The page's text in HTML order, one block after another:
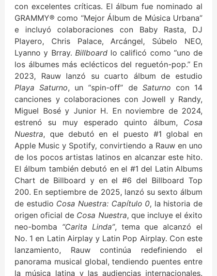
con excelentes críticas. El álbum fue nominado al
GRAMMY® como “Mejor Álbum de Música Urbana”
e incluyó colaboraciones con Baby Rasta, DJ
Playero, Chris Palace, Arcángel, Súbelo NEO,
Lyanno y Brray. Billboardlo calificó como “uno de
los álbumes más eclécticos del reguetón-pop.” En
2023, Rauw lanzó su cuarto álbum de estudio
Playa Saturno, un “spin-off” de Saturno con 14
canciones y colaboraciones con Jowell y Randy,
Miguel Bosé y Junior H. En noviembre de 2024,
estrenó su muy esperado quinto álbum, Cosa
Nuestra, que debutó en el puesto #1 global en
Apple Music y Spotify, convirtiendo a Rauw en uno
de los pocos artistas latinos en alcanzar este hito.
El álbum también debutó en el #1 del Latin Albums
Chart de Billboard y en el #6 del Billboard Top
200. En septiembre de 2025, lanzó su sexto álbum
de estudio Cosa Nuestra: Capítulo 0, la historia de
origen oficial de Cosa Nuestra, que incluye el éxito
neo-bomba “Carita Linda”, tema que alcanzó el
No. 1 en Latin Airplay y Latin Pop Airplay. Con este
lanzamiento, Rauw continúa redefiniendo el
panorama musical global, tendiendo puentes entre
la música latina y las audiencias internacionales.